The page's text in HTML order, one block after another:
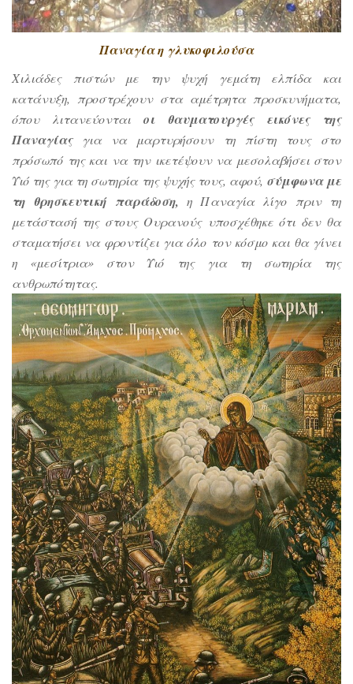
Παναγία η γλυκοφιλούσα
Χιλιάδες πιστών με την ψυχή γεμάτη ελπίδα και
κατάνυξη, προστρέχουν στα αμέτρητα προσκυνήματα,
όπου λιτανεύονταιοι θαυματουργές εικόνες της
Παναγίας
για να μαρτυρήσουν τη πίστη τους στο
πρόσωπό της και να την ικετέψουν να μεσολαβήσει στον
Υιό της για τη σωτηρία της ψυχής τους, αφού, σύμφωνα με
τη θρησκευτική παράδοση, η Παναγία λίγο πριν τη
μετάστασή της στους Ουρανούς υποσχέθηκε ότι δεν θα
σταματήσει να φροντίζει για όλο τον κόσμο και θα γίνει
η «μεσίτρια» στον Υιό της για τη σωτηρία της
ανθρωπότητας.